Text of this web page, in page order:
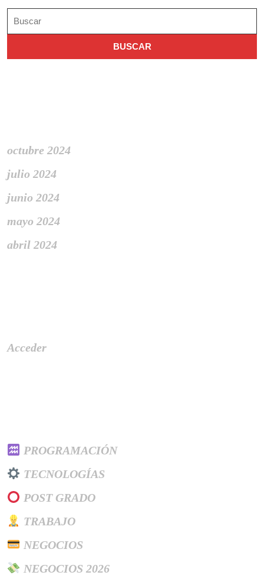
octubre 2024
julio 2024
junio 2024
mayo 2024
abril 2024
Acceder
PROGRAMACIÓN
TECNOLOGÍAS
POST GRADO
TRABAJO
NEGOCIOS
NEGOCIOS 2026